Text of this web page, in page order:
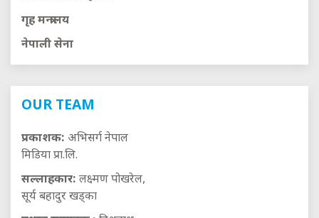
गृह मन्त्रालय
नेपाली सेना
OUR TEAM
प्रकाशक: अभिसर्ग नेपाल
मिडिया प्रा.लि.
सल्लाहकार: लक्ष्मण पोखरेल,
सूर्य बहादुर खड्का